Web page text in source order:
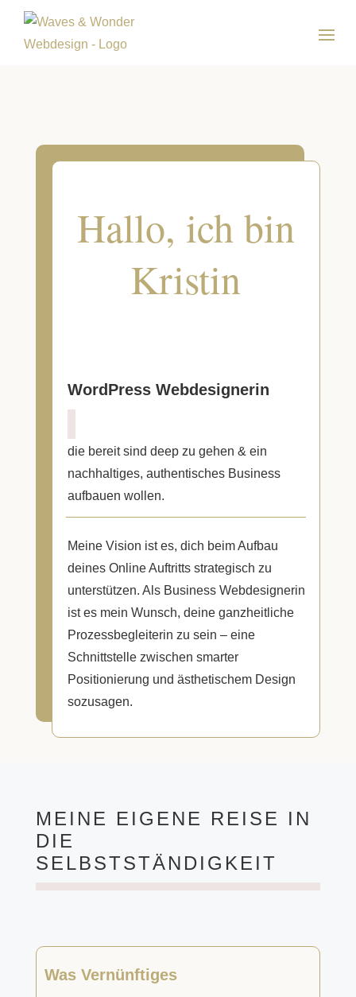
Hallo, ich bin
Kristin
WordPress Webdesignerin
die bereit sind deep zu gehen & ein
nachhaltiges, authentisches Business
aufbauen wollen.
Meine Vision ist es, dich beim Aufbau
deines Online Auftritts strategisch zu
unterstützen. Als Business Webdesignerin
ist es mein Wunsch, deine ganzheitliche
Prozessbegleiterin zu sein – eine
Schnittstelle zwischen smarter
Positionierung und ästhetischem Design
sozusagen.
MEINE EIGENE REISE IN
DIE
SELBSTSTÄNDIGKEIT
Was Vernünftiges